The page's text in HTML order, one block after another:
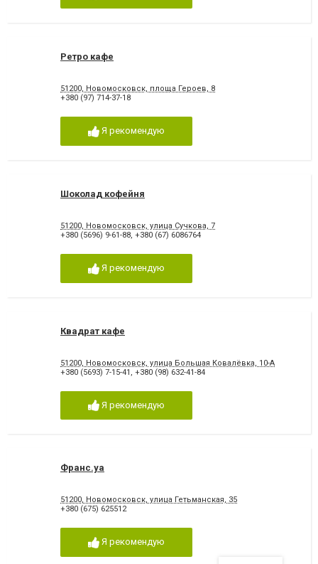
Ретро кафе
51200, Новомосковск, площа Героев, 8
+380 (97) 714-37-18
Я рекомендую
Шоколад кофейня
51200, Новомосковск, улица Сучкова, 7
+380 (5696) 9-61-88, +380 (67) 6086764
Я рекомендую
Квадрат кафе
51200, Новомосковск, улица Большая Ковалёвка, 10-А
+380 (5693) 7-15-41 , +380 (98) 632-41-84
Я рекомендую
Франс.уа
51200, Новомосковск, улица Гетьманская, 35
+380 (675) 625512
Я рекомендую